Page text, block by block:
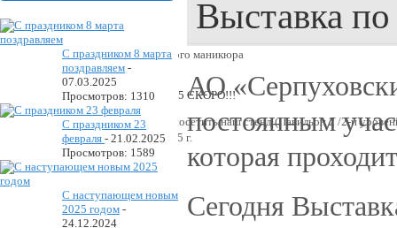
Фрезы используются для аппаратного маникюра
«Уважаемые коллеги! Приглашаем посетить наш стенд (Павильон 2 /2-й
наб.14) с 26.05.2025 г. по 29.05.2025 г.
С праздником 8 марта
поздравляем -
07.03.2025
Просмотров: 1310
С праздником 23
февраля - 21.02.2025
Просмотров: 1589
С наступающем новым
2025 годом -
24.12.2024
Выставка
АО
постоянным
которая
Сегодня